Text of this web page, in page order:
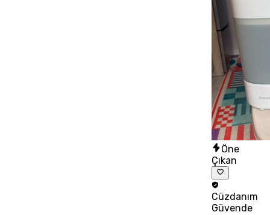
Öne
Çıkan
Cüzdanım
Güvende